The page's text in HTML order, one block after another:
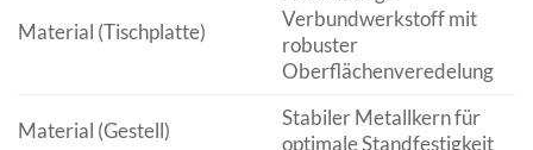
Material (Tischplatte)
Verbundwerkstoff mit
robuster
Oberflächenveredelung
Material (Gestell)
Stabiler Metallkern für
optimale Standfestigkeit